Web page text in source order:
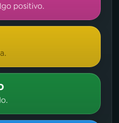
positivo.